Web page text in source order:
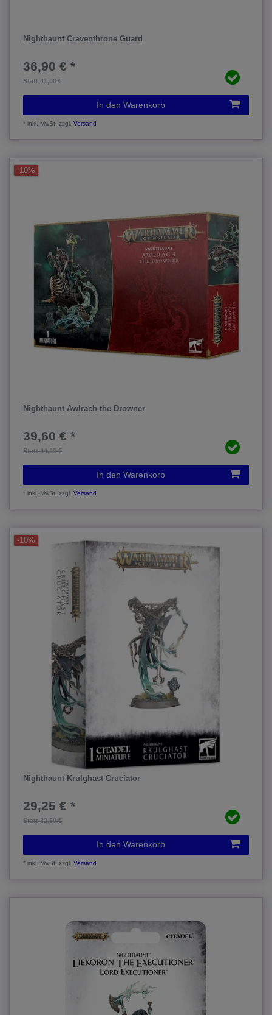
Nighthaunt Craventhrone Guard
Statt 41,00 €
36,90 € *
In den Warenkorb
*inkl. MwSt. zzgl.Versand
-10%
Nighthaunt Awlrach the Drowner
Statt 44,00 €
39,60 € *
In den Warenkorb
*inkl. MwSt. zzgl.Versand
-10%
Nighthaunt Krulghast Cruciator
Statt 32,50 €
29,25 € *
In den Warenkorb
*inkl. MwSt. zzgl.Versand